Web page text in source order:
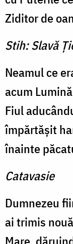
Ziditor de
Stih: Slavă
Neamul ce
acum
Fiul
împărtăşit
înainte
Catavasie
Dumnezeu
ai trimis